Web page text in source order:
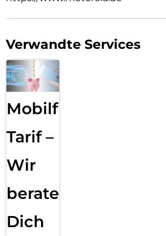
Verwandte Services
Mobilfunk
Tarif –
Wir
beraten
Dich